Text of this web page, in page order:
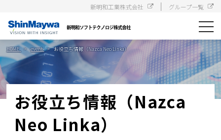
toggle
新明和工業株式会社 グループ一覧
HOME event お役立ち情報（Nazca Neo Linka）
お役立ち情報（Nazca
Neo Linka）